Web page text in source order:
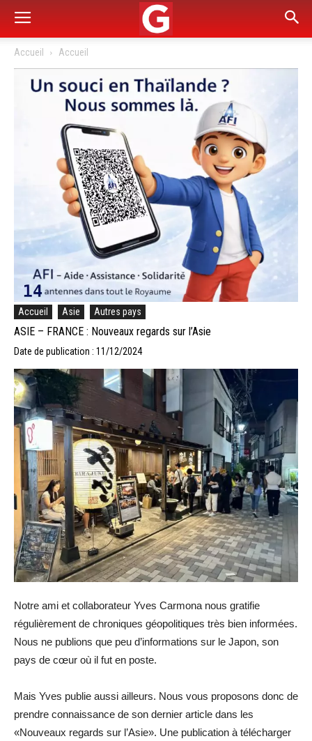
Accueil Accueil
Accueil Asie Autres pays
ASIE – FRANCE : Nouveaux regards sur l’Asie
Date de publication : 11/12/2024
Notre ami et collaborateur Yves Carmona nous gratifie
régulièrement de chroniques géopolitiques très bien informées.
Nous ne publions que peu d’informations sur le Japon, son
pays de cœur où il fut en poste.
Mais Yves publie aussi ailleurs. Nous vous proposons donc de
prendre connaissance de son dernier article dans les
«Nouveaux regards sur l’Asie». Une publication à télécharger